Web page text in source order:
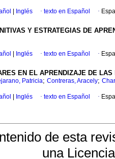
Inglés · texto en Español ·
Y ESTRATEGIAS DE
Inglés · texto en Español ·
EN EL APRENDIZAJE DE LAS
Patricia; Contreras, Aracely;
Inglés · texto en Español ·
de esta
una